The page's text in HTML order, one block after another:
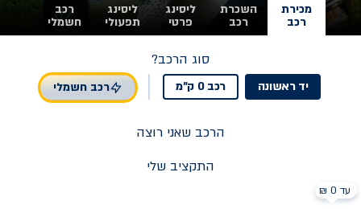
מכירת
רכב
השכרת
רכב
ליסינג
פרטי
ליסינג
תפעולי
רכב
חשמלי
סוג הרכב?
יד ראשונה רכב 0 ק"מ רכב חשמלי
הרכב שאני רוצה
התקציב שלי
עד 0 ₪